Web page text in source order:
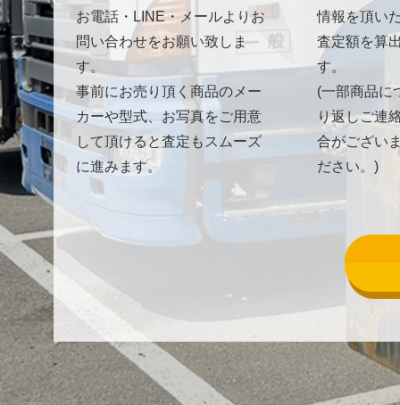
お電話・LINE・メールよりお
問い合わせをお願い致しま
す。
事前にお売り頂く商品のメー
カーや型式、お写真をご用意
して頂けると査定もスムーズ
に進みます。
情報を頂い
査定額を算
す。
(一部商品に
り返しご連
合がござい
ださい。)